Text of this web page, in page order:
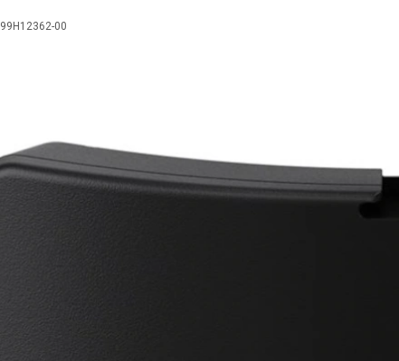
99H12362-00